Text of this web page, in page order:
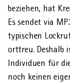
beziehen, hat
Es sendet via
typischen
ort­treu. Deshalb
Individuen für
noch keinen